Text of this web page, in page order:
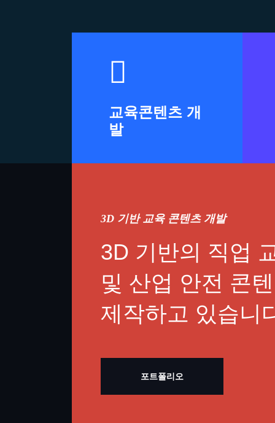
교육콘텐츠 개
발
3D 기반 교육 콘텐츠 개발
3D 기반의 직업
및 산업 안전 콘
제작하고 있습니
포트폴리오